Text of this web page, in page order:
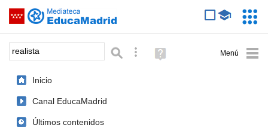
Saltar navegación
Palabra o frase: Búsqueda avanzada
Ayuda
(en
Inicio
Canal EducaMadrid
Últimos contenidos